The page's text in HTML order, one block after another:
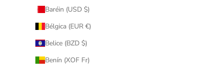
Baréin (USD $)
Bélgica (EUR €)
Belice (BZD $)
Benín (XOF Fr)